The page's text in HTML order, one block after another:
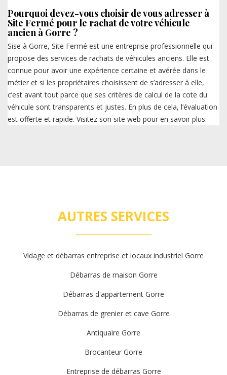
Pourquoi devez-vous choisir de vous adresser à
Site Fermé pour le rachat de votre véhicule
ancien à Gorre ?
Sise à Gorre, Site Fermé est une entreprise professionnelle qui
propose des services de rachats de véhicules anciens. Elle est
connue pour avoir une expérience certaine et avérée dans le
métier et si les propriétaires choisissent de s’adresser à elle,
c’est avant tout parce que ses critères de calcul de la cote du
véhicule sont transparents et justes. En plus de cela, l’évaluation
est offerte et rapide. Visitez son site web pour en savoir plus.
AUTRES SERVICES
Vidage et débarras entreprise et locaux industriel Gorre
Débarras de maison Gorre
Débarras d'appartement Gorre
Débarras de grenier et cave Gorre
Antiquaire Gorre
Brocanteur Gorre
Entreprise de débarras Gorre